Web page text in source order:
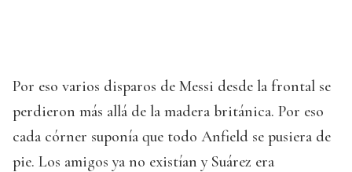
Por eso varios disparos de Messi desde la frontal se
perdieron más allá de la madera británica. Por eso
cada córner suponía que todo Anfield se pusiera de
pie. Los amigos ya no existían y Suárez era